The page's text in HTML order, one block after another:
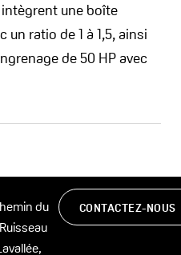
une boîte
un ratio de 1 à 1,5, ainsi
de 50 HP avec
du
CONTACTEZ-NOUS